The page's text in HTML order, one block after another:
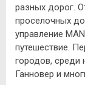
разных дорог.
проселочных
управление
путешествие.
городов, среди
Ганновер и